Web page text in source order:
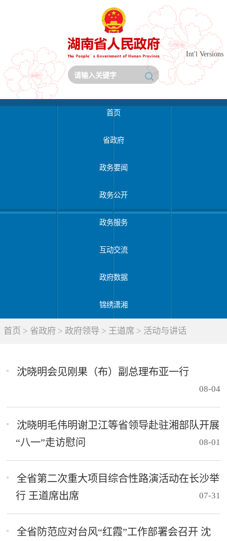
Int'l Versions
首页
省政府
政务要闻
政务公开
政务服务
互动交流
政府数据
锦绣潇湘
首页 > 省政府> 政府领导> 王道席> 活动与讲话
沈晓明会见刚果（布）副总理布亚一行
08-04
沈晓明毛伟明谢卫江等省领导赴驻湘部队开展
“八一”走访慰问
08-01
全省第二次重大项目综合性路演活动在长沙举
行 王道席出席
07-31
全省防范应对台风“红霞”工作部署会召开 沈